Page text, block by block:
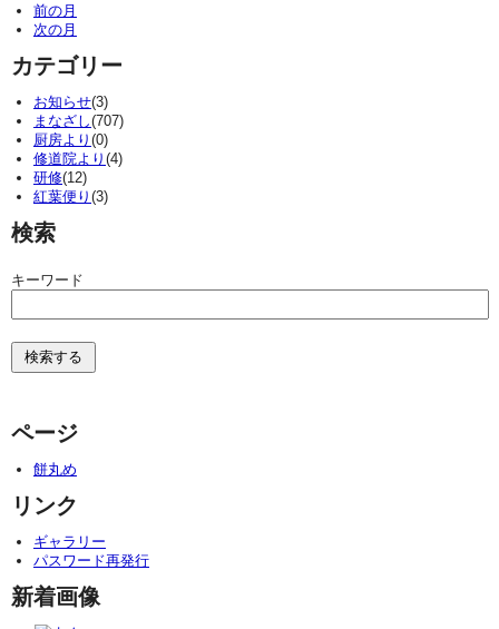
前の月
次の月
カテゴリー
お知らせ(3)
まなざし(707)
厨房より (0)
修道院より (4)
研修(12)
紅葉便り (3)
検索
キーワード
ページ
餅丸め
リンク
ギャラリー
パスワード再発行
新着画像